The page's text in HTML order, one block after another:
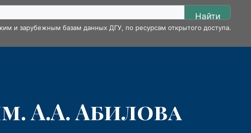
Найти
и зарубежным базам данных ДГУ, по ресурсам открытого доступа.
А.А. Абилова